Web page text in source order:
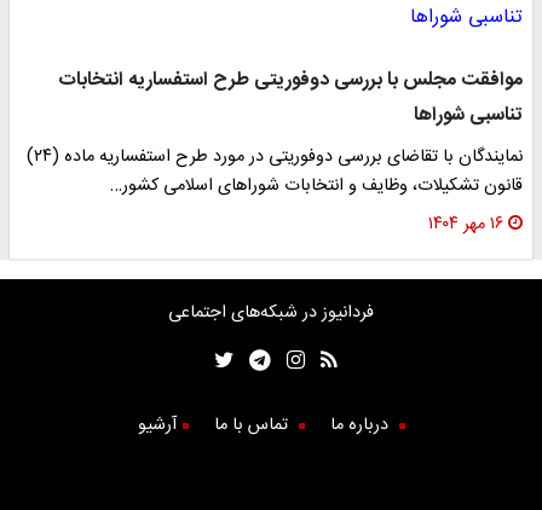
موافقت مجلس با بررسی دوفوریتی طرح استفساریه انتخابات
تناسبی شوراها
نمایندگان با تقاضای بررسی دوفوریتی در مورد طرح استفساریه ماده (۲۴)
قانون تشکیلات، وظایف و انتخابات شوراهای اسلامی کشور…
۱۶ مهر ۱۴۰۴
فردانیوز در شبکه‌های اجتماعی
درباره ما تماس با ما آرشیو